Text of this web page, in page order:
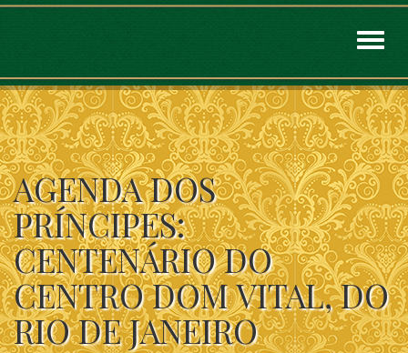
AGENDA DOS
PRÍNCIPES:
CENTENÁRIO DO
CENTRO DOM VITAL, DO
RIO DE JANEIRO